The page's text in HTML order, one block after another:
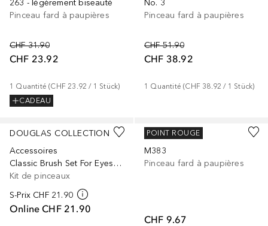
263 - légèrement biseauté
Pinceau fard à paupières
CHF 31.90
CHF 23.92
1 Quantité (CHF 23.92 / 1 Stück)
CADEAU
No. 3
Pinceau fard à paupières
CHF 51.90
CHF 38.92
1 Quantité (CHF 38.92 / 1 Stück)
DOUGLAS COLLECTION
Accessoires
Classic Brush Set For Eyes & Brows
Kit de pinceaux
S-Prix CHF 21.90
Online CHF 21.90
MORPHE
M383
Pinceau fard à paupières
CHF 9.67
POINT ROUGE